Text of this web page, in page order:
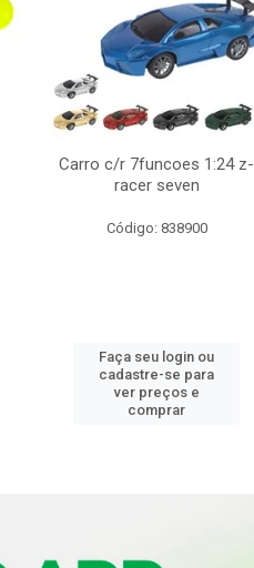
Carro c/r 7funcoes 1:24 z-
racer seven
Código: 838900
Faça seu login ou
cadastre-se para
ver preços e
comprar